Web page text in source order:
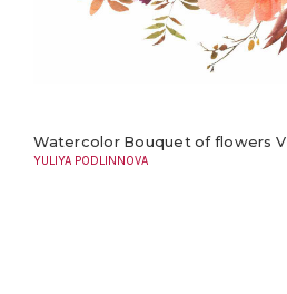
Watercolor Bouquet of flowers V
YULIYA PODLINNOVA